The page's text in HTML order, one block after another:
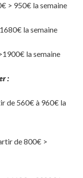
> 950€ la semaine
la semaine
la semaine
:
de 560€ à 960€ la
de 800€ >